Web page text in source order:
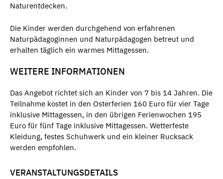
Naturentdecken.
Die Kinder werden durchgehend von erfahrenen
Naturpädagoginnen und Naturpädagogen betreut und
erhalten täglich ein warmes Mittagessen.
WEITERE INFORMATIONEN
Das Angebot richtet sich an Kinder von 7 bis 14 Jahren. Die
Teilnahme kostet in den Osterferien 160 Euro für vier Tage
inklusive Mittagessen, in den übrigen Ferienwochen 195
Euro für fünf Tage inklusive Mittagessen. Wetterfeste
Kleidung, festes Schuhwerk und ein kleiner Rucksack
werden empfohlen.
VERANSTALTUNGSDETAILS